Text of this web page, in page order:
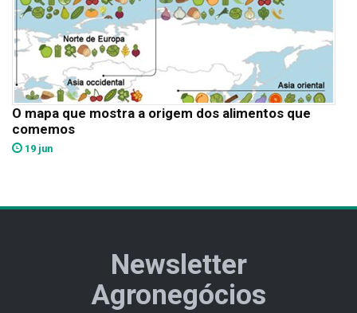
O mapa que mostra a origem dos alimentos que
comemos
19 jun
Newsletter
Agronegócios